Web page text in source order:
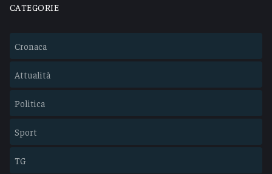
CATEGORIE
Cronaca
Attualità
Politica
Sport
TG